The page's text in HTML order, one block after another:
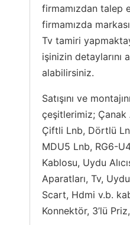
firmamızdan talep
firmamızda
Tv tamiri
işinizin detaylarını
alabilirsiniz.
Satışını ve
çeşitlerimiz; Çanak
Çiftli Lnb, Dörtlü
MDU5 Lnb, RG6-
Kablosu, Uydu
Aparatları, Tv,
Scart, Hdmi v.b.
Konnektör, 3’lü